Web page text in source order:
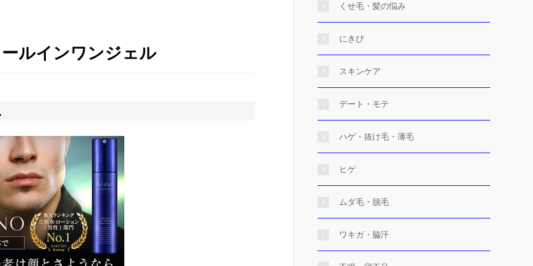
ルインワンジェル
くせ毛・髪の悩み
にきび
スキンケア
デート・モテ
ハゲ・抜け毛・薄毛
ヒゲ
ムダ毛・脱毛
ワキガ・脇汗